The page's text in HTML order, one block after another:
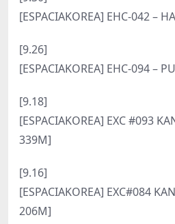
[ESPACIAKOREA] EHC-042 –
[9.26]
[ESPACIAKOREA] EHC-094 –
[9.18]
[ESPACIAKOREA] EXC #093
339M]
[9.16]
[ESPACIAKOREA] EXC#084
206M]